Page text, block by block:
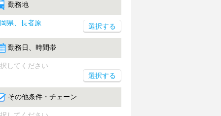
勤務地
県、長者原
勤務日、時間帯
してください
選択する
その他条件・チェーン